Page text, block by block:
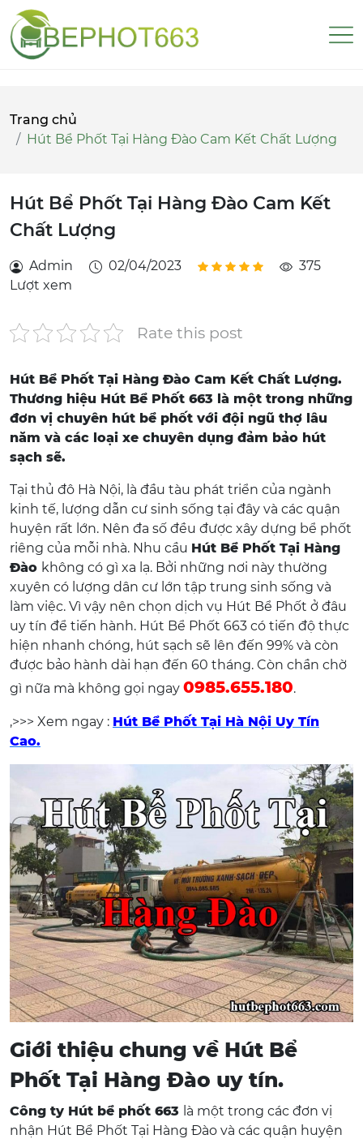
Trang chủ
Hút Bể Phốt Tại Hàng Đào Cam Kết Chất Lượng
Hút Bể Phốt Tại Hàng Đào Cam Kết
Chất Lượng
Admin 02/04/2023
375
Lượt xem
Rate this post
Hút Bể Phốt Tại Hàng Đào Cam Kết Chất Lượng.
Thương hiệu Hút Bể Phốt 663 là một trong những
đơn vị chuyên hút bể phốt với đội ngũ thợ lâu
năm và các loại xe chuyên dụng đảm bảo hút
sạch sẽ.
Tại thủ đô Hà Nội, là đầu tàu phát triển của ngành
kinh tế, lượng dẫn cư sinh sống tại đây và các quận
huyện rất lớn. Nên đa số đều được xây dựng bể phốt
riêng của mỗi nhà. Nhu cầu Hút Bể Phốt Tại Hàng
Đào không có gì xa lạ. Bởi những nơi này thường
xuyên có lượng dân cư lớn tập trung sinh sống và
làm việc. Vì vậy nên chọn dịch vụ Hút Bể Phốt ở đâu
uy tín để tiến hành. Hút Bể Phốt 663 có tiến độ thực
hiện nhanh chóng, hút sạch sẽ lên đến 99% và còn
được bảo hành dài hạn đến 60 tháng. Còn chần chờ
gì nữa mà không gọi ngay 0985.655.180.
,>>> Xem ngay : Hút Bể Phốt Tại Hà Nội Uy Tín
Cao.
Giới thiệu chung về Hút Bể
Phốt Tại Hàng Đào uy tín.
Công ty Hút bể phốt 663 là một trong các đơn vị
nhận Hút Bể Phốt Tại Hàng Đào và các quận huyện